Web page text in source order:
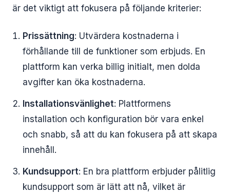
är det viktigt att fokusera på följande kriterier:
Prissättning: Utvärdera kostnaderna i
förhållande till de funktioner som erbjuds. En
plattform kan verka billig initialt, men dolda
avgifter kan öka kostnaderna.
Installationsvänlighet: Plattformens
installation och konfiguration bör vara enkel
och snabb, så att du kan fokusera på att skapa
innehåll.
Kundsupport: En bra plattform erbjuder pålitlig
kundsupport som är lätt att nå, vilket är